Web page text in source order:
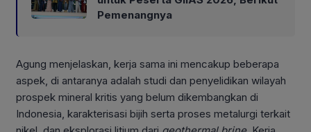
Pemenangnya
Agung menjelaskan, kerja sama ini mencakup beberapa
aspek, di antaranya adalah studi dan penyelidikan wilayah
prospek mineral kritis yang belum dikembangkan di
Indonesia, karakterisasi bijih serta proses metalurgi terkait